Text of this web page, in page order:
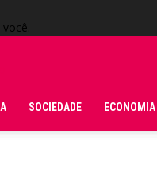
SOCIEDADE ECONOMIA